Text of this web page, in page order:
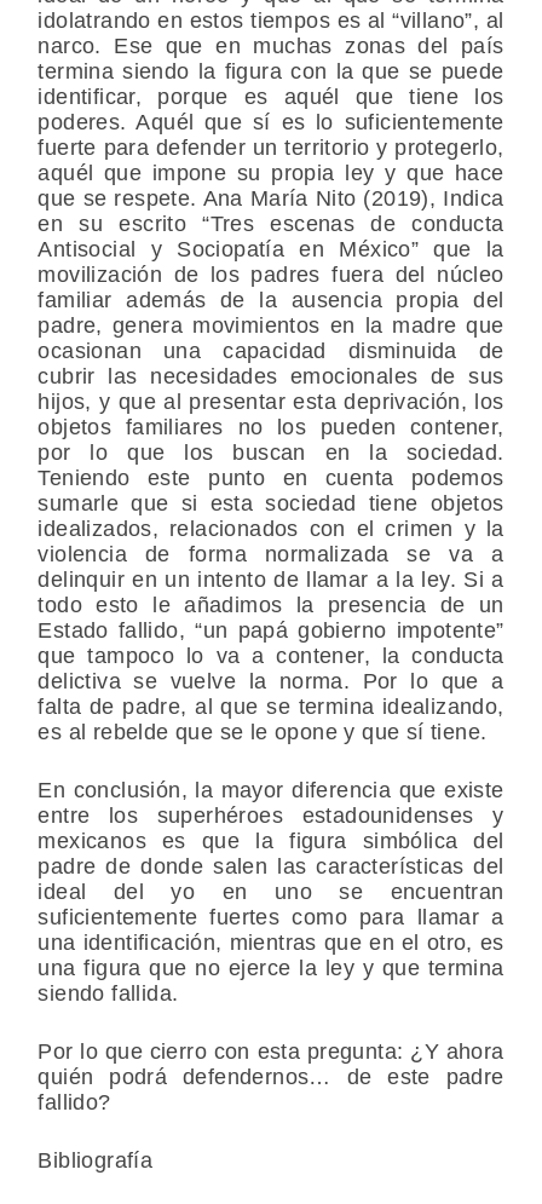
idolatrando en estos tiempos es al “villano”, al
narco. Ese que en muchas zonas del país
termina siendo la figura con la que se puede
identificar, porque es aquél que tiene los
poderes. Aquél que sí es lo suficientemente
fuerte para defender un territorio y protegerlo,
aquél que impone su propia ley y que hace
que se respete. Ana María Nito (2019), Indica
en su escrito “Tres escenas de conducta
Antisocial y Sociopatía en México” que la
movilización de los padres fuera del núcleo
familiar además de la ausencia propia del
padre, genera movimientos en la madre que
ocasionan una capacidad disminuida de
cubrir las necesidades emocionales de sus
hijos, y que al presentar esta deprivación, los
objetos familiares no los pueden contener,
por lo que los buscan en la sociedad.
Teniendo este punto en cuenta podemos
sumarle que si esta sociedad tiene objetos
idealizados, relacionados con el crimen y la
violencia de forma normalizada se va a
delinquir en un intento de llamar a la ley. Si a
todo esto le añadimos la presencia de un
Estado fallido, “un papá gobierno impotente”
que tampoco lo va a contener, la conducta
delictiva se vuelve la norma. Por lo que a
falta de padre, al que se termina idealizando,
es al rebelde que se le opone y que sí tiene.
En conclusión, la mayor diferencia que existe
entre los superhéroes estadounidenses y
mexicanos es que la figura simbólica del
padre de donde salen las características del
ideal del yo en uno se encuentran
suficientemente fuertes como para llamar a
una identificación, mientras que en el otro, es
una figura que no ejerce la ley y que termina
siendo fallida.
Por lo que cierro con esta pregunta: ¿Y ahora
quién podrá defendernos… de este padre
fallido?
Bibliografía